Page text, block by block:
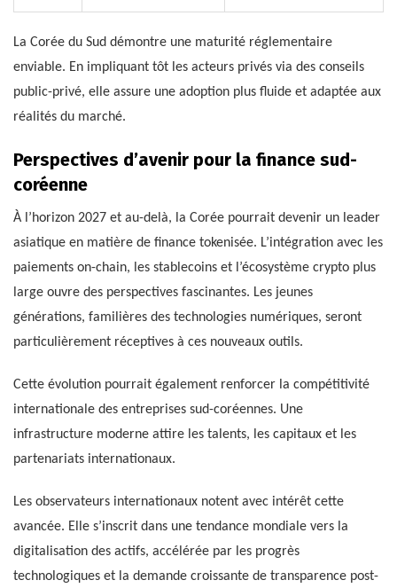
La Corée du Sud démontre une maturité réglementaire
enviable. En impliquant tôt les acteurs privés via des conseils
public-privé, elle assure une adoption plus fluide et adaptée aux
réalités du marché.
Perspectives d’avenir pour la finance sud-
coréenne
À l’horizon 2027 et au-delà, la Corée pourrait devenir un leader
asiatique en matière de finance tokenisée. L’intégration avec les
paiements on-chain, les stablecoins et l’écosystème crypto plus
large ouvre des perspectives fascinantes. Les jeunes
générations, familières des technologies numériques, seront
particulièrement réceptives à ces nouveaux outils.
Cette évolution pourrait également renforcer la compétitivité
internationale des entreprises sud-coréennes. Une
infrastructure moderne attire les talents, les capitaux et les
partenariats internationaux.
Les observateurs internationaux notent avec intérêt cette
avancée. Elle s’inscrit dans une tendance mondiale vers la
digitalisation des actifs, accélérée par les progrès
technologiques et la demande croissante de transparence post-